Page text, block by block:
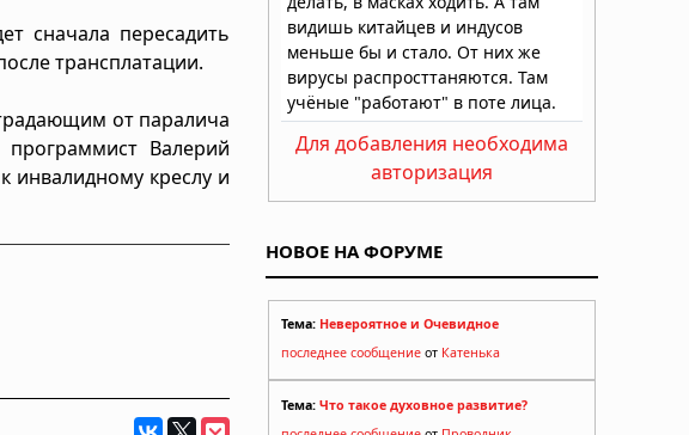
сначала пересадить
трансплатации.
от паралича
Валерий
инвалидному креслу и
Для добавления необходима
авторизация
НОВОЕ НА ФОРУМЕ
Тема: Невероятное и Очевидное
последнее сообщение от Катенька
Тема: Что такое духовное развитие?